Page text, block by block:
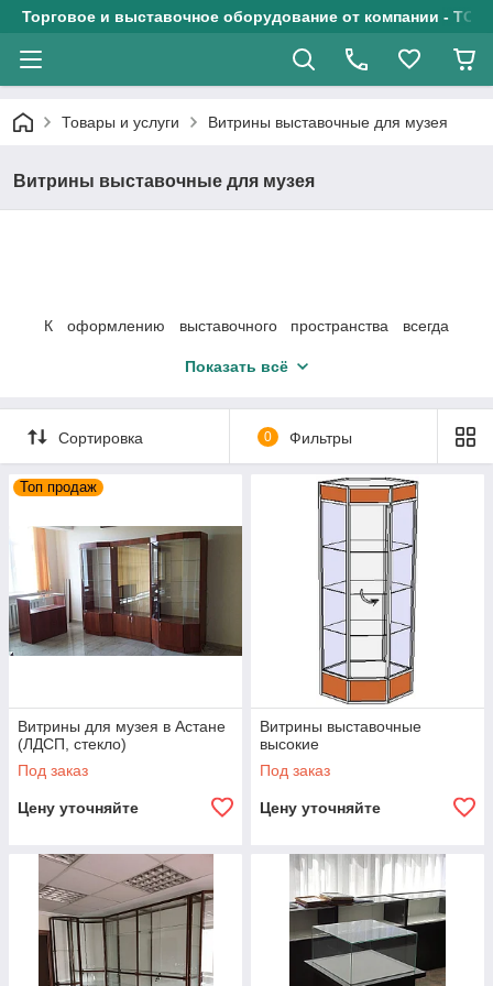
Торговое и выставочное оборудование от компании - ТОО
Товары и услуги Витрины выставочные для музея
Витрины выставочные для музея
К оформлению выставочного пространства всегда
обустройство должно быть не только удобным для
интерьера. Не стоит перегружать залы музея или
выставочного зала на территории торгового комплекса
громоздкой мебелью: лучше всего для демонстрации
предметы интерьера.
В нашем каталоге вы найдете практичные стеклянные
витрины и стеллажи для оборудования музейных
комплексов. Нашей визитной карточкой является
собственное производство, к качеству которого наша
команда подходит очень ответственно.
индивидуальными проектами позволяет создавать
долговечную, функциональную и красивую мебель,
которая гармонично вписывается в интерьер и рационально
организует пространство.
Показать всё
Сортировка 0 Фильтры
Топ продаж
Витрины для музея в Астане
(ЛДСП, стекло)
Под заказ
Цену уточняйте
Витрины выставочные
высокие
Под заказ
Цену уточняйте